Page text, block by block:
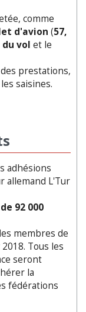
comme
d'avion (57,
vol et le
prestations,
saisines.
adhésions
allemand L'Tur
92 000
membres de
Tous les
seront
la
fédérations